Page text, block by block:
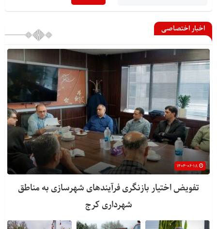
اخبار اختصاصی
تفویض اختیار بازنگری فرآیندهای شهرسازی به مناطق
شهرداری کرج